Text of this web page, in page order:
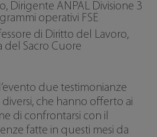
Dirigente ANPAL Divisione 3
operativi FSE
di Diritto del Lavoro,
del Sacro Cuore
due testimonianze
che hanno offerto ai
di confrontarsi con il
fatte in questi mesi da